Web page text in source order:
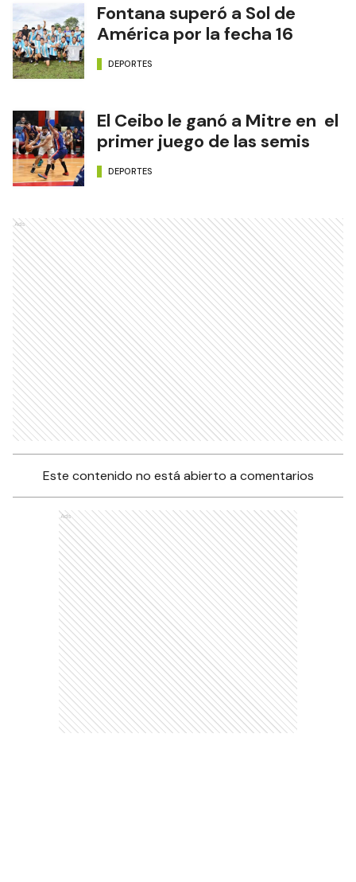
Fontana superó a Sol de
América por la fecha 16
DEPORTES
El Ceibo le ganó a Mitre en el
primer juego de las semis
DEPORTES
Ads
Este contenido no está abierto a comentarios
Ads